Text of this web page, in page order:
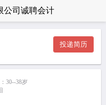
公司诚聘会计
投递简历
38岁